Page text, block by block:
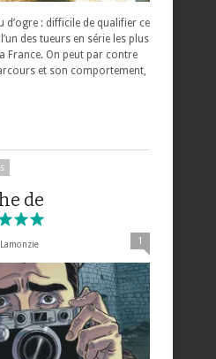
d’ogre : difficile de qualifier ce
des tueurs en série les plus
France. On peut par contre
et son comportement,
de
1